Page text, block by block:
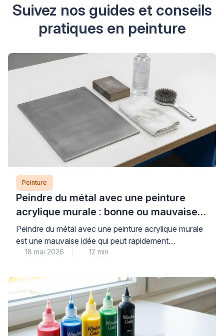
Suivez nos guides et conseils
pratiques en peinture
Peinture
Peindre du métal avec une peinture
acrylique murale : bonne ou mauvaise
idée ?
Peindre du métal avec une peinture acrylique murale
est une mauvaise idée qui peut rapidement
compromettre la durabilité et l’esthétique de vos
pour les surfaces poreuses comme le plâtre, n’offrent
ni l’adhérence ni la protection anticorrosion
nécessaires aux supports métalliques, exposant ainsi
votre installation à l’écaillage et à la […]
18 mai 2026 12 min